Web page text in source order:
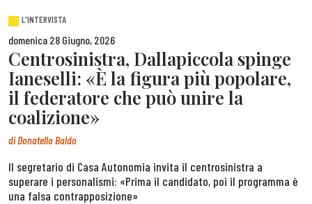
L'INTERVISTA
domenica 28 Giugno, 2026
Centrosinistra, Dallapiccola spinge
Ianeselli: «È la figura più popolare,
il federatore che può unire la
coalizione»
diDonatello Baldo
Il segretario di Casa Autonomia invita il centrosinistra a
superare i personalismi: «Prima il candidato, poi il programma è
una falsa contrapposizione»